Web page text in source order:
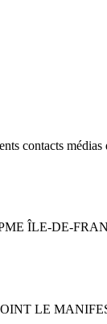
contacts médias
ÎLE-DE-
LE